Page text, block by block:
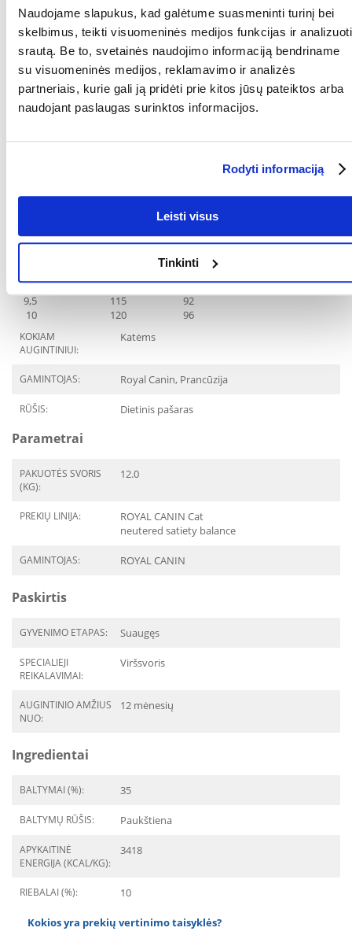
Naudojame slapukus, kad galėtume suasmeninti turinį bei
skelbimus, teikti visuomeninės medijos funkcijas ir analizuoti
srautą. Be to, svetainės naudojimo informaciją bendriname
su visuomeninės medijos, reklamavimo ir analizės
partneriais, kurie gali ją pridėti prie kitos jūsų pateiktos arba
naudojant paslaugas surinktos informacijos.
Rodyti informaciją
Leisti visus
Tinkinti
Prieš naudodami arba prieš pratęsdami naudojimą, pasitarkite su
veterinarijos gydytoju. Iš pradžių sausas pašaras turi būti naudojamas
iki 6 mėnesių.
Kūno svoris(kg): Normalus svoris(g.): Antsvoris(g):
2 38 30
2,5 45 36
3 51 41
4 62 50
6 83 67
6,5 88 70
7,5 98 78
8 102 82
9 111 89
9,5 115 92
10 120 96
KOKIAM
AUGINTINIUI:
Katėms
GAMINTOJAS: Royal Canin, Prancūzija
RŪŠIS: Dietinis pašaras
Parametrai
PAKUOTĖS SVORIS
(KG):
12.0
PREKIŲ LINIJA:
ROYAL CANIN Cat
neutered satiety balance
GAMINTOJAS: ROYAL CANIN
Paskirtis
GYVENIMO ETAPAS: Suaugęs
SPECIALIEJI
REIKALAVIMAI:
Viršsvoris
AUGINTINIO AMŽIUS
NUO:
12 mėnesių
Ingredientai
BALTYMAI (%): 35
BALTYMŲ RŪŠIS: Paukštiena
APYKAITINĖ
ENERGIJA (KCAL/KG):
3418
RIEBALAI (%): 10
Kokios yra prekių vertinimo taisyklės?